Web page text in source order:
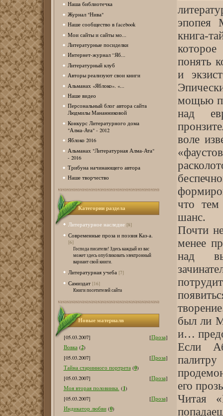
Наша библиотечка
Журнал "Нива"
Наше сообщество в facebook
Мои сайты и сайты мо...
Литературные посиделки
Интернет-журнал “Яб...
Литературный клуб
Авторы реализуют свои книги
Альманах «Яблоко». «...
Наше видео
Персональный блог автора сайта
Людмилы Мананниковой
Конкурс Литературного дома
"Алма-Ата" - 2012
Яблоко 2016
Альманах "Литературная Алма-Ата"
- 2016
Трибуна начинающего автора
Наше творчество
Категории раздела
Литературное наследие [8]
Современные проза и поэзия Каз-а.
[6]
Господа писатели! Здесь каждый из вас
может здесь опубликовать электронный
вариант свой книги.
Литературная учеба [7]
Самиздат [16]
Книги посетителей сайта
Новые материалв
[05.03.2007] [Проза]
Вовка (2)
[05.03.2007]
[Проза]
Тайна старинного портрета (0)
[05.03.2007]
[Проза]
Моя вторая половинка. (1)
[05.03.2007]
[Проза]
Индикатор любви (0)
эпопея
книга-
понять
и
мощью
над
воле
что тем
шанс.
Почти
менее
над
был ли
и…
Если
его
Читая